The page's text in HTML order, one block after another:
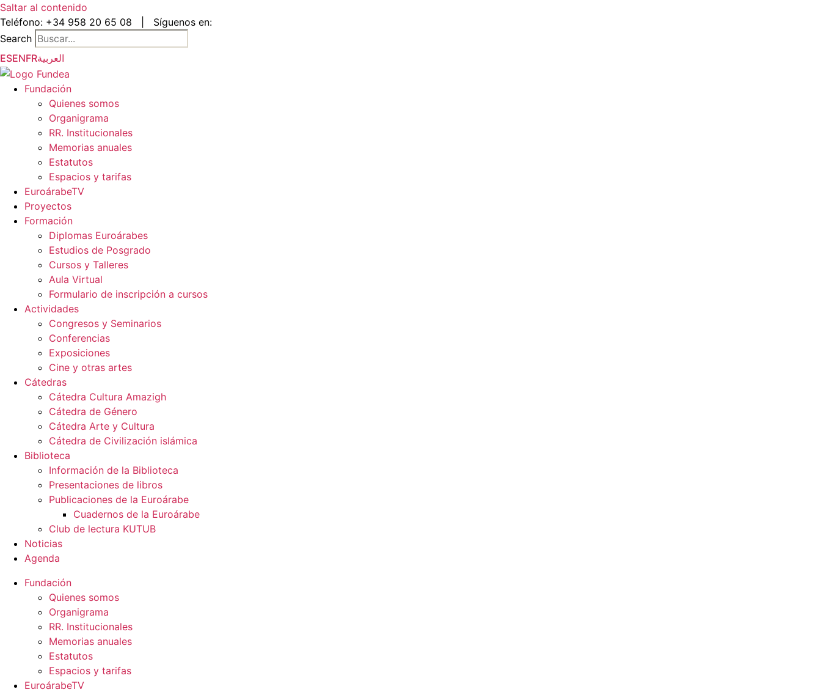
Saltar al contenido
Teléfono: +34 958 20 65 08
Síguenos en:
Search
ESENFRالعربية
Fundación
Quienes somos
Organigrama
RR. Institucionales
Memorias anuales
Estatutos
Espacios y tarifas
EuroárabeTV
Proyectos
Formación
Diplomas Euroárabes
Estudios de Posgrado
Cursos y Talleres
Aula Virtual
Formulario de inscripción a cursos
Actividades
Congresos y Seminarios
Conferencias
Exposiciones
Cine y otras artes
Cátedras
Cátedra Cultura Amazigh
Cátedra de Género
Cátedra Arte y Cultura
Cátedra de Civilización islámica
Biblioteca
Información de la Biblioteca
Presentaciones de libros
Publicaciones de la Euroárabe
Cuadernos de la Euroárabe
Club de lectura KUTUB
Noticias
Agenda
Fundación
Quienes somos
Organigrama
RR. Institucionales
Memorias anuales
Estatutos
Espacios y tarifas
EuroárabeTV